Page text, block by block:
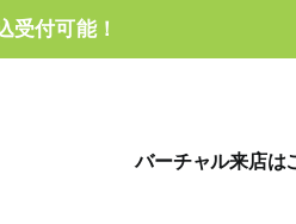
受付可能！
バーチャル来店は